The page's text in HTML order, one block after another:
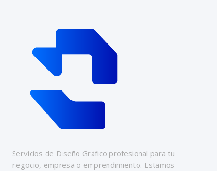
Servicios de Diseño Gráfico profesional para tu
negocio, empresa o emprendimiento. Estamos